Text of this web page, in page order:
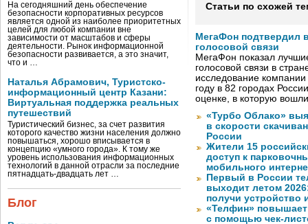
На сегодняшний день обеспечение
безопасности корпоративных ресурсов
является одной из наиболее приоритетных
целей для любой компании вне
зависимости от масштабов и сферы
деятельности. Рынок информационной
безопасности развивается, а это значит,
что и …
Наталья Абрамович, Туристско-
информационный центр Казани:
Виртуальная поддержка реальных
путешествий
Туристический бизнес, за счет развития
которого качество жизни населения должно
повышаться, хорошо вписывается в
концепцию «умного города». К тому же
уровень использования информационных
технологий в данной отрасли за последние
пятнадцать-двадцать лет …
Блог
Статьи по схожей
МегаФон подтвердил
голосовой связи
МегаФон показал
голосовой связи в
исследование
году в 82 городах
оценке, в которую
«Турбо Облако»
в скорости
России
Жители 15
доступ к
мобильного
Первый в России
выходит летом
получи устройство
«Телфин» повышает
с помощью чек-